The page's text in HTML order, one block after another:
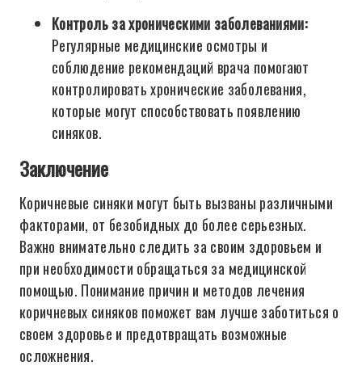
Контроль за хроническими заболеваниями:
Регулярные медицинские осмотры и
соблюдение рекомендаций врача помогают
контролировать хронические заболевания,
которые могут способствовать появлению
синяков.
Заключение
Коричневые синяки могут быть вызваны различными
факторами, от безобидных до более серьезных.
Важно внимательно следить за своим здоровьем и
при необходимости обращаться за медицинской
помощью. Понимание причин и методов лечения
коричневых синяков поможет вам лучше заботиться о
своем здоровье и предотвращать возможные
осложнения.